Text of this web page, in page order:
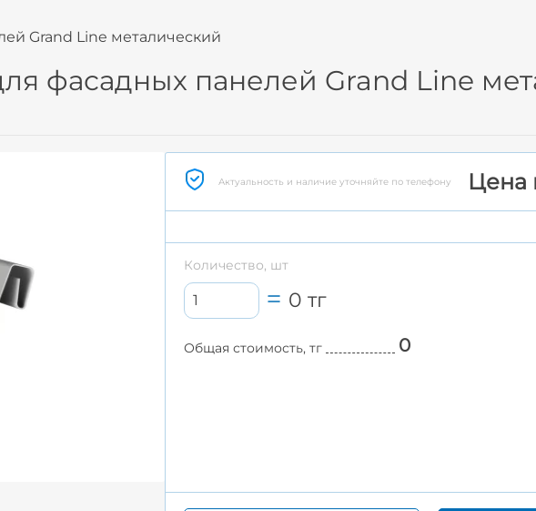
Grand Line металический
фасадных панелей Grand Line
Актуальность и наличие уточняйте по телефону Цена
Количество, шт
0 тг
Общая стоимость, тг 0